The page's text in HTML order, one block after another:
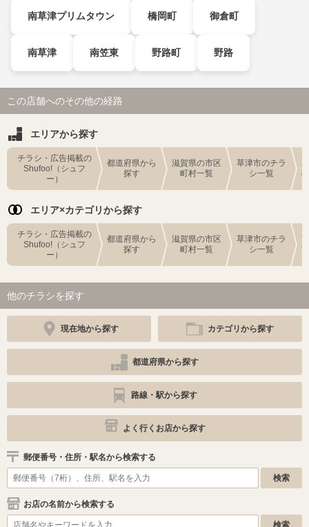
南草津プリムタウン 橋岡町 御倉町
南草津 南笠東 野路町 野路
この店舗へのその他の経路
エリアから探す
チラシ・広告掲載の
Shufoo!（シュフ
ー）
都道府県から
探す
滋賀県の市区
町村一覧
草津市のチラ
シ一覧
エリア×カテゴリから探す
チラシ・広告掲載の
Shufoo!（シュフ
ー）
都道府県から
探す
滋賀県の市区
町村一覧
草津市のチラ
シ一覧
他のチラシを探す
現在地から探す カテゴリから探す
都道府県から探す
路線・駅から探す
よく行くお店から探す
郵便番号・住所・駅名から検索する
お店の名前から検索する